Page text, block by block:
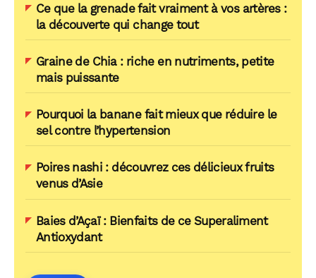
Ce que la grenade fait vraiment à vos artères :
la découverte qui change tout
Graine de Chia : riche en nutriments, petite
mais puissante
Pourquoi la banane fait mieux que réduire le
sel contre l’hypertension
Poires nashi : découvrez ces délicieux fruits
venus d’Asie
Baies d’Açaï : Bienfaits de ce Superaliment
Antioxydant